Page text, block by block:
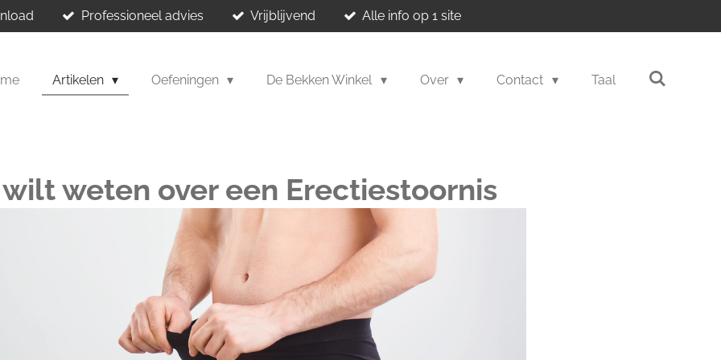
Professioneel advies Vrijblijvend Alle info op 1 site
Artikelen Oefeningen De Bekken Winkel Over Contact Taal
weten over een Erectiestoornis